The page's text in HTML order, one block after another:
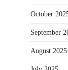
October
September
August 2025